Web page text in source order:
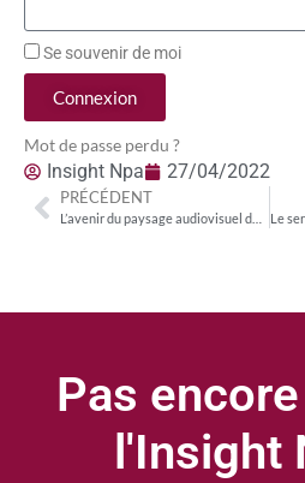
Se souvenir de moi
Connexion
Mot de passe perdu ?
Insight Npa 27/04/2022
PRÉCÉDENT
Pas
l'Insight